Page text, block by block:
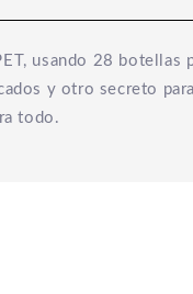
usando 28 botellas
y otro secreto
todo.